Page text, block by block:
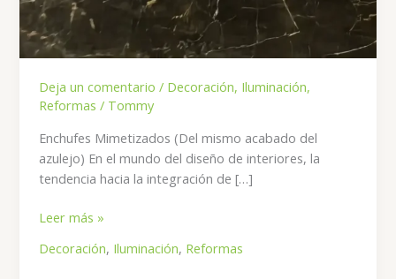
Deja un comentario / Decoración, Iluminación,
Reformas / Tommy
Enchufes Mimetizados (Del mismo acabado del
azulejo) En el mundo del diseño de interiores, la
tendencia hacia la integración de […]
Enchufes
(Del
Leer más »
Decoración, Iluminación, Reformas